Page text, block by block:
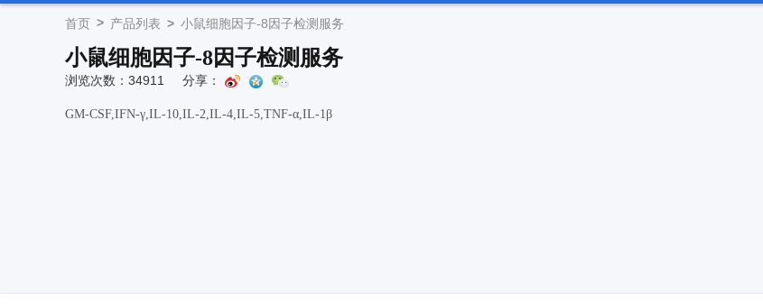
首页 > 产品列表 > 小鼠细胞因子-8因子检测服务
小鼠细胞因子-8因子检测服务
浏览次数：34911 分享：
GM-CSF,IFN-γ,IL-10,IL-2,IL-4,IL-5,TNF-α,IL-1β